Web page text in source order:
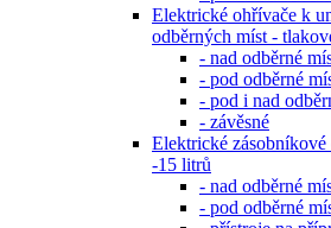
Elektrické ohřívače k
odběrných míst -
- nad odběrné
- pod odběrné
- pod i nad
- závěsné
Elektrické
-15 litrů
- nad odběrné
- pod odběrné